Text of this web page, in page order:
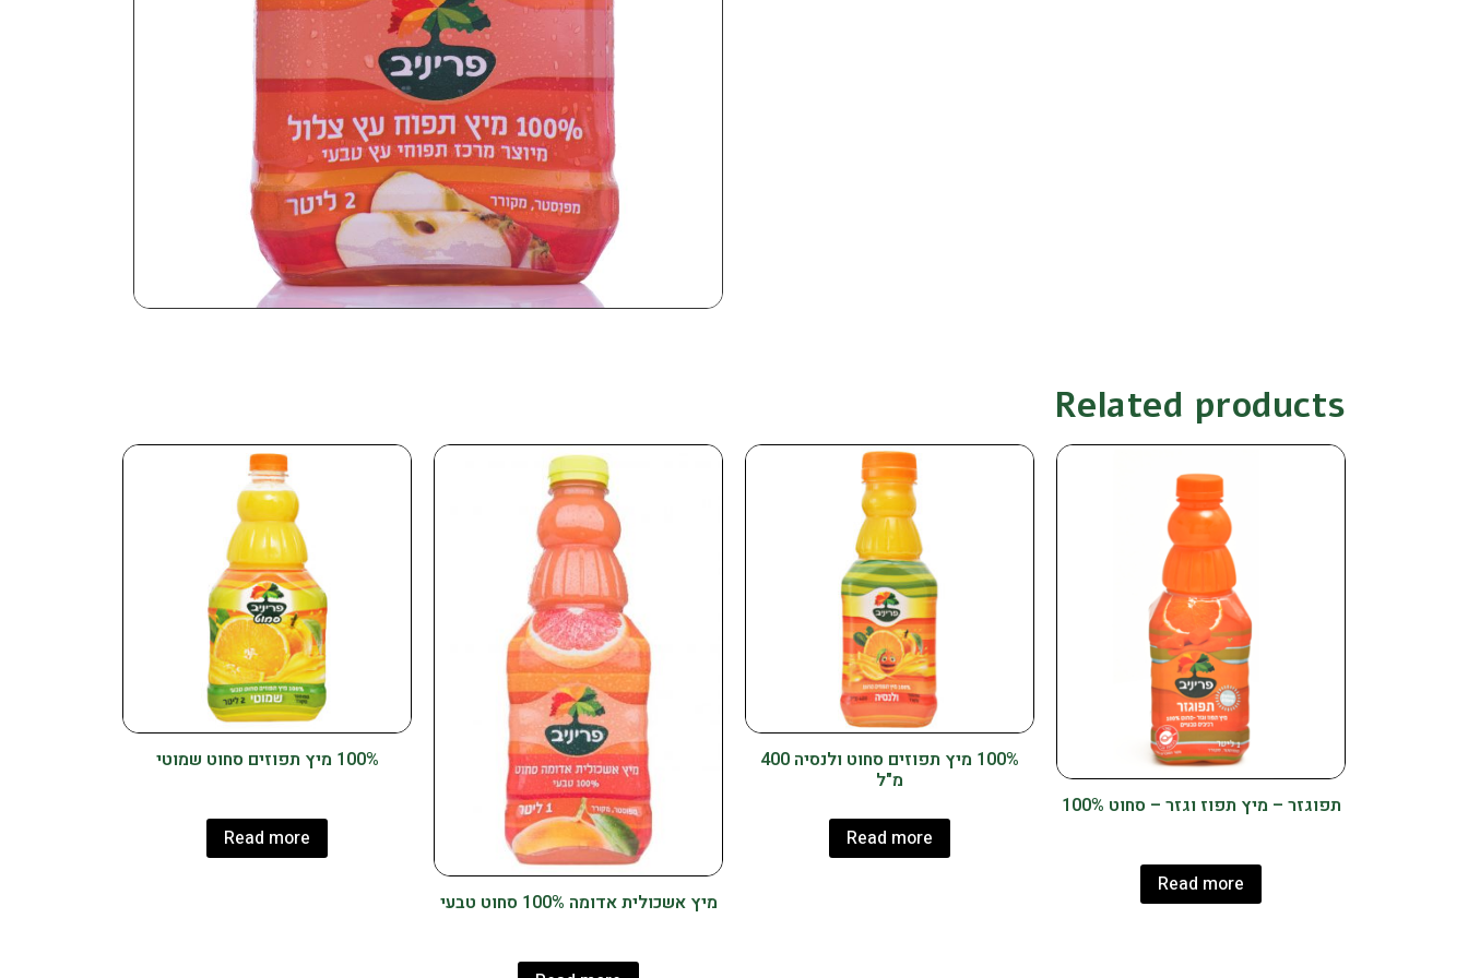
Related products
תפוגזר – מיץ תפוז וגזר – סחוט 100%
Read more
100% מיץ תפוזים סחוט ולנסיה 400
מ"ל
Read more
מיץ אשכולית אדומה 100% סחוט טבעי
100% מיץ תפוזים סחוט שמוטי
Read more